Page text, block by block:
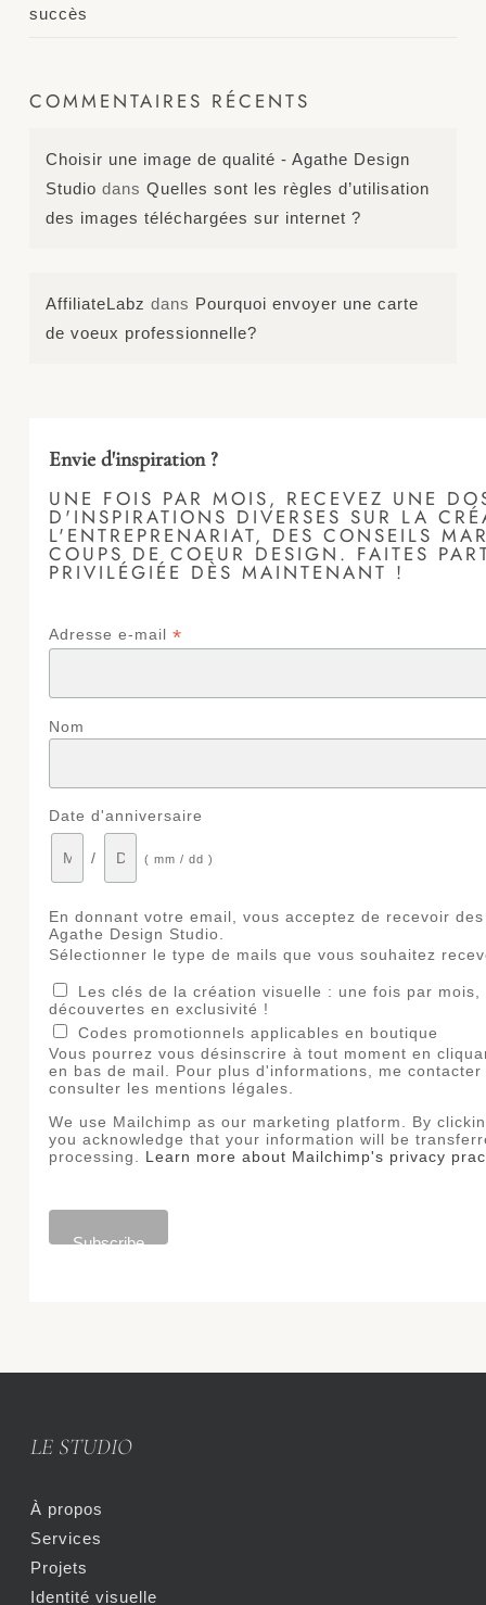
succès
COMMENTAIRES RÉCENTS
Choisir une image de qualité - Agathe Design
Studio dans Quelles sont les règles d’utilisation
des images téléchargées sur internet ?
AffiliateLabz dans Pourquoi envoyer une carte
de voeux professionnelle?
Envie d'inspiration ?
UNE FOIS PAR MOIS, RECEVEZ UNE
D'INSPIRATIONS DIVERSES SUR LA
L'ENTREPRENARIAT, DES CONSEILS
COUPS DE COEUR DESIGN. FAITES
PRIVILÉGIÉE DÈS MAINTENANT !
Adresse e-mail *
Nom
Date d'anniversaire
/ ( mm / dd )
En donnant votre email, vous acceptez de recevoir
Agathe Design Studio.
Sélectionner le type de mails que vous souhaitez
Les clés de la création visuelle : une fois par mois, bons plans et
découvertes en exclusivité !
Codes promotionnels applicables en boutique
Vous pourrez vous désinscrire à tout moment en
en bas de mail. Pour plus d'informations, me
consulter les mentions légales.
We use Mailchimp as our marketing platform. By
you acknowledge that your information will be
processing. Learn more about Mailchimp's privacy
LE STUDIO
À propos
Services
Projets
Identité visuelle